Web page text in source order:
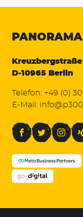
D-10965 Berlin
Telefon: +49 (0)
E-Mail:
FacebookTwitterInstagram